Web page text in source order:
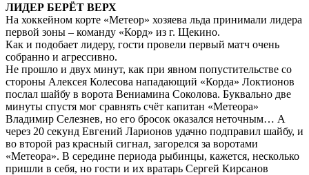
ЛИДЕР БЕРЁТ ВЕРХ
На хоккейном корте «Метеор» хозяева льда принимали лидера
первой зоны – команду «Корд» из г. Щекино.
Как и подобает лидеру, гости провели первый матч очень
собранно и агрессивно.
Не прошло и двух минут, как при явном попустительстве со
стороны Алексея Колесова нападающий «Корда» Локтионов
послал шайбу в ворота Вениамина Соколова. Буквально две
минуты спустя мог сравнять счёт капитан «Метеора»
Владимир Селезнев, но его бросок оказался неточным… А
через 20 секунд Евгений Ларионов удачно подправил шайбу, и
во второй раз красный сигнал, загорелся за воротами
«Метеора». В середине периода рыбинцы, кажется, несколько
пришли в себя, но гости и их вратарь Сергей Кирсанов